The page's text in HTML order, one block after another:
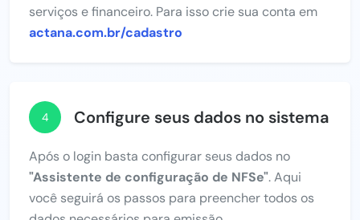
serviços e financeiro. Para isso crie sua conta em
actana.com.br/cadastro
4 Configure seus dados no sistema
Após o login basta configurar seus dados no
"Assistente de configuração de NFSe". Aqui
você seguirá os passos para preencher todos os